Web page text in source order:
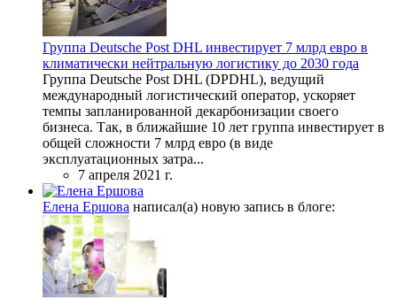
Группа Deutsche Post DHL инвестирует 7 млрд евро в
климатически нейтральную логистику до 2030 года
Группа Deutsche Post DHL (DPDHL), ведущий
международный логистический оператор, ускоряет
темпы запланированной декарбонизации своего
бизнеса. Так, в ближайшие 10 лет группа инвестирует в
общей сложности 7 млрд евро (в виде
эксплуатационных затра...
7 апреля 2021 г.
Елена Ершова написал(а) новую запись в блоге: